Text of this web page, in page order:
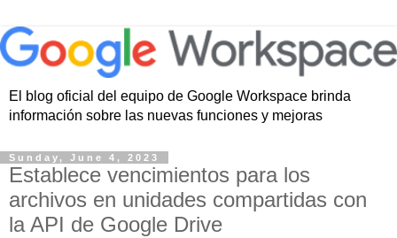
El blog oficial del equipo de Google Workspace brinda
información sobre las nuevas funciones y mejoras
Sunday, June 4, 2023
Establece vencimientos para los
archivos en unidades compartidas con
la API de Google Drive